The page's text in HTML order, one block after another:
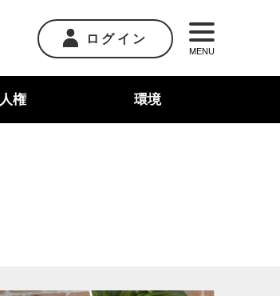
ログイン
MENU
人権 環境